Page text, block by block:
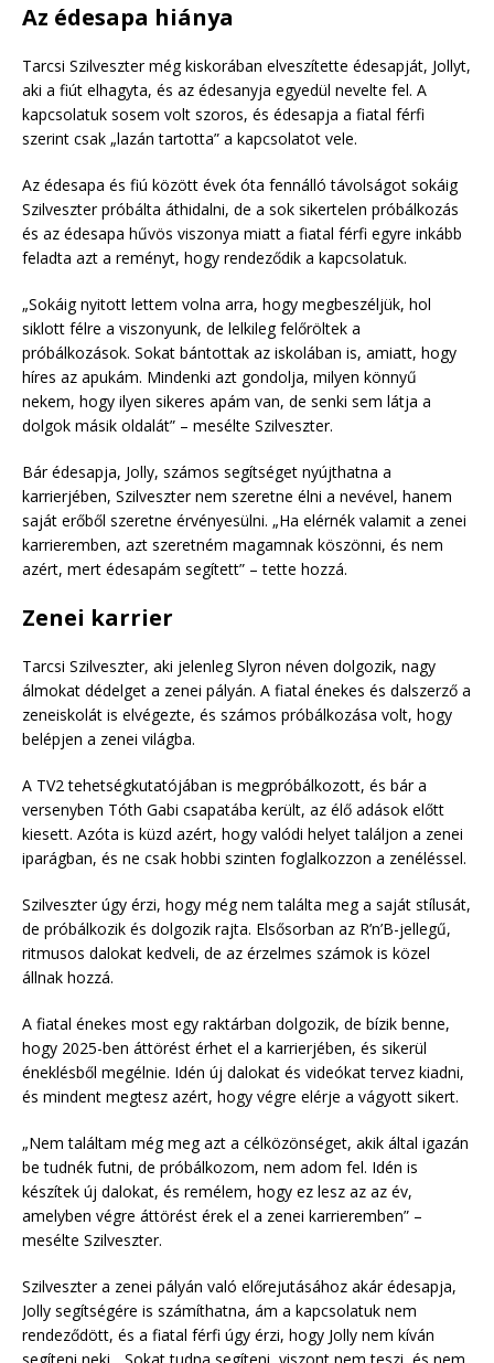
Az édesapa hiánya
Tarcsi Szilveszter még kiskorában elveszítette édesapját, Jollyt,
aki a fiút elhagyta, és az édesanyja egyedül nevelte fel. A
kapcsolatuk sosem volt szoros, és édesapja a fiatal férfi
szerint csak „lazán tartotta” a kapcsolatot vele.
Az édesapa és fiú között évek óta fennálló távolságot sokáig
Szilveszter próbálta áthidalni, de a sok sikertelen próbálkozás
és az édesapa hűvös viszonya miatt a fiatal férfi egyre inkább
feladta azt a reményt, hogy rendeződik a kapcsolatuk.
„Sokáig nyitott lettem volna arra, hogy megbeszéljük, hol
siklott félre a viszonyunk, de lelkileg felőröltek a
próbálkozások. Sokat bántottak az iskolában is, amiatt, hogy
híres az apukám. Mindenki azt gondolja, milyen könnyű
nekem, hogy ilyen sikeres apám van, de senki sem látja a
dolgok másik oldalát” – mesélte Szilveszter.
Bár édesapja, Jolly, számos segítséget nyújthatna a
karrierjében, Szilveszter nem szeretne élni a nevével, hanem
saját erőből szeretne érvényesülni. „Ha elérnék valamit a zenei
karrieremben, azt szeretném magamnak köszönni, és nem
azért, mert édesapám segített” – tette hozzá.
Zenei karrier
Tarcsi Szilveszter, aki jelenleg Slyron néven dolgozik, nagy
álmokat dédelget a zenei pályán. A fiatal énekes és dalszerző a
zeneiskolát is elvégezte, és számos próbálkozása volt, hogy
belépjen a zenei világba.
A TV2 tehetségkutatójában is megpróbálkozott, és bár a
versenyben Tóth Gabi csapatába került, az élő adások előtt
kiesett. Azóta is küzd azért, hogy valódi helyet találjon a zenei
iparágban, és ne csak hobbi szinten foglalkozzon a zenéléssel.
Szilveszter úgy érzi, hogy még nem találta meg a saját stílusát,
de próbálkozik és dolgozik rajta. Elsősorban az R’n’B-jellegű,
ritmusos dalokat kedveli, de az érzelmes számok is közel
állnak hozzá.
A fiatal énekes most egy raktárban dolgozik, de bízik benne,
hogy 2025-ben áttörést érhet el a karrierjében, és sikerül
éneklésből megélnie. Idén új dalokat és videókat tervez kiadni,
és mindent megtesz azért, hogy végre elérje a vágyott sikert.
„Nem találtam még meg azt a célközönséget, akik által igazán
be tudnék futni, de próbálkozom, nem adom fel. Idén is
készítek új dalokat, és remélem, hogy ez lesz az az év,
amelyben végre áttörést érek el a zenei karrieremben” –
mesélte Szilveszter.
Szilveszter a zenei pályán való előrejutásához akár édesapja,
Jolly segítségére is számíthatna, ám a kapcsolatuk nem
rendeződött, és a fiatal férfi úgy érzi, hogy Jolly nem kíván